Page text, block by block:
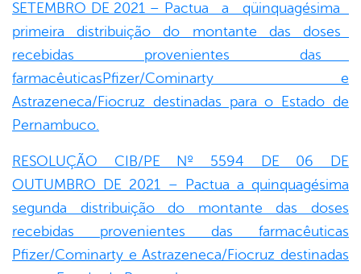
SETEMBRO DE 2021 – Pactua a qüinquagésima
primeira distribuição do montante das doses
recebidas provenientes das
farmacêuticasPfizer/Cominarty e
Astrazeneca/Fiocruz destinadas para o Estado de
Pernambuco.
RESOLUÇÃO CIB/PE Nº 5594 DE 06 DE
OUTUMBRO DE 2021 – Pactua a quinquagésima
segunda distribuição do montante das doses
recebidas provenientes das farmacêuticas
Pfizer/Cominarty e Astrazeneca/Fiocruz destinadas